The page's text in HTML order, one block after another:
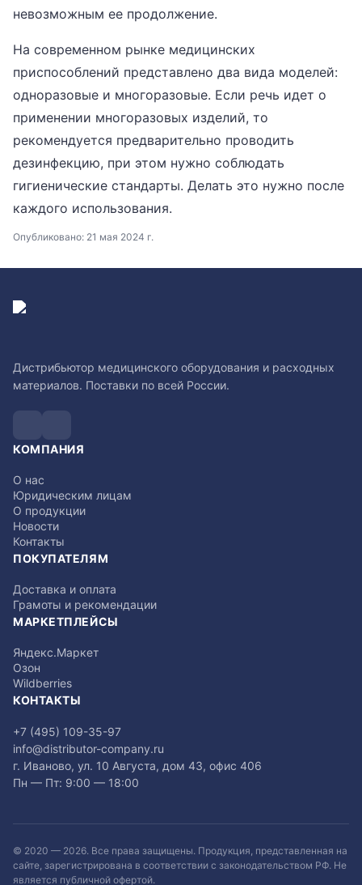
невозможным ее продолжение.
На современном рынке медицинских
приспособлений представлено два вида моделей:
одноразовые и многоразовые. Если речь идет о
применении многоразовых изделий, то
рекомендуется предварительно проводить
дезинфекцию, при этом нужно соблюдать
гигиенические стандарты. Делать это нужно после
каждого использования.
Опубликовано: 21 мая 2024 г.
Дистрибьютор медицинского оборудования и расходных
материалов. Поставки по всей России.
КОМПАНИЯ
О нас
Юридическим лицам
О продукции
Новости
Контакты
ПОКУПАТЕЛЯМ
Доставка и оплата
Грамоты и рекомендации
МАРКЕТПЛЕЙСЫ
Яндекс.Маркет
Озон
Wildberries
КОНТАКТЫ
+7 (495) 109-35-97
info@distributor-company.ru
г. Иваново, ул. 10 Августа, дом 43, офис 406
Пн — Пт: 9:00 — 18:00
© 2020 — 2026. Все права защищены. Продукция, представленная на
сайте, зарегистрирована в соответствии с законодательством РФ. Не
является публичной офертой.